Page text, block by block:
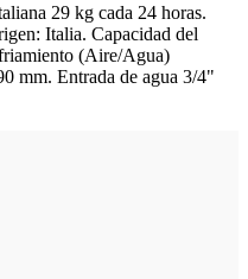
29 kg cada 24 horas.
Italia. Capacidad del
(Aire/Agua)
mm. Entrada de agua 3/4"